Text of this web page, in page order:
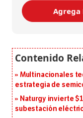
Agrega
Multinacionales
estrategia de
Naturgy invierte
subestación